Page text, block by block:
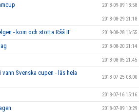
2018-09-09 13:58
2018-08-29 21:18
- kom och stötta Råå IF 2018-08-28 16:55
2018-08-20 21:14
2018-08-05 21:45
Svenska cupen - läs hela
2018-07-25 08:00
2018-07-16 15:16
2018-07-09 10:29